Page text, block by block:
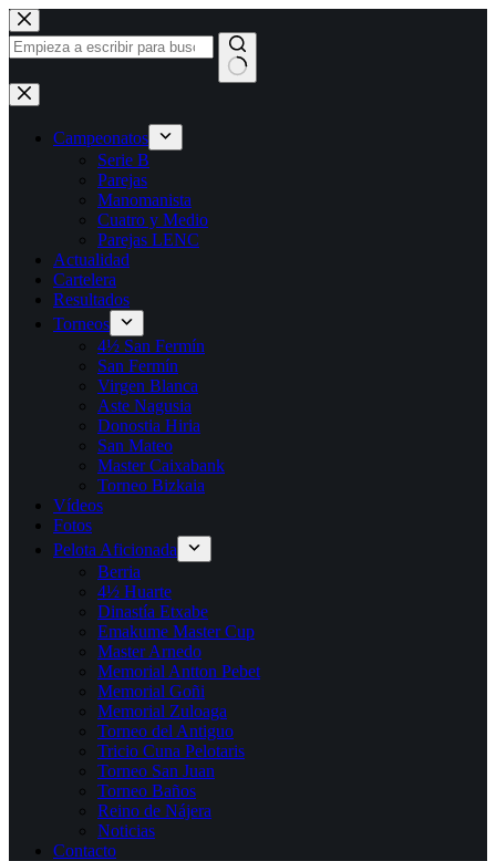
Saltar
al
contenido
Sin
resultados
Campeonatos
Serie B
Parejas
Manomanista
Cuatro y Medio
Parejas LENC
Actualidad
Cartelera
Resultados
Torneos
4½ San Fermín
San Fermín
Virgen Blanca
Aste Nagusia
Donostia Hiria
San Mateo
Master Caixabank
Torneo Bizkaia
Vídeos
Fotos
Pelota Aficionada
Berria
4½ Huarte
Dinastía Etxabe
Emakume Master Cup
Master Arnedo
Memorial Antton Pebet
Memorial Goñi
Memorial Zuloaga
Torneo del Antiguo
Tricio Cuna Pelotaris
Torneo San Juan
Torneo Baños
Reino de Nájera
Noticias
Contacto